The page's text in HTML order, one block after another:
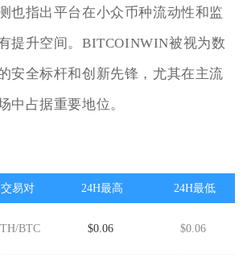
也指出平台在小众币种流动性和监
提升空间。BITCOINWIN被视为数
安全标杆和创新先锋，尤其在主流
中占据重要地位。
交易对 24H最高 24H最低
BTC $0.06 $0.06